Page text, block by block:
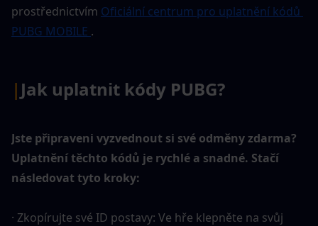
prostřednictvím Oficiální centrum pro uplatnění kódů
PUBG MOBILE .
| Jak uplatnit kódy PUBG?
Jste připraveni vyzvednout si své odměny zdarma?
Uplatnění těchto kódů je rychlé a snadné. Stačí
následovat tyto kroky:
· Zkopírujte své ID postavy: Ve hře klepněte na svůj